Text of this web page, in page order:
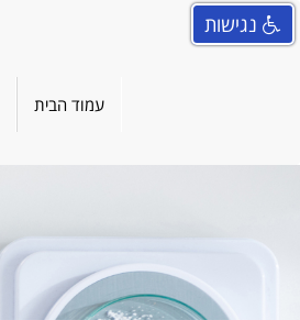
עמוד הבית
נגישות